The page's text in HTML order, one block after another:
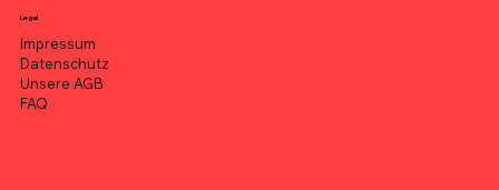
Legal
Impressum
Datenschutz
Unsere AGB
FAQ